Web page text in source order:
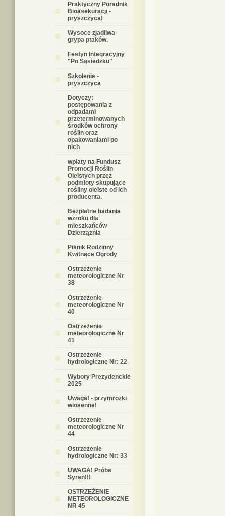
Praktyczny Poradnik
Bioasekuracji -
pryszczyca!
Wysoce zjadliwa
grypa ptaków.
Festyn Integracyjny
"Po Sąsiedzku"
Szkolenie -
pryszczyca
Dotyczy:
postępowania z
odpadami
przeterminowanych
środków ochrony
roślin oraz
opakowaniami po
nich
wpłaty na Fundusz
Promocji Roślin
Oleistych przez
podmioty skupujące
rośliny oleiste od ich
producenta.
Bezpłatne badania
wzroku dla
mieszkańców
Dzierzążnia
Piknik Rodzinny
Kwitnące Ogrody
Ostrzeżenie
meteorologiczne Nr
38
Ostrzeżenie
meteorologiczne Nr
40
Ostrzeżenie
meteorologiczne Nr
41
Ostrzeżenie
hydrologiczne Nr: 22
Wybory Prezydenckie
2025
Uwaga! - przymrozki
wiosenne!
Ostrzeżenie
meteorologiczne Nr
44
Ostrzeżenie
hydrologiczne Nr: 33
UWAGA! Próba
Syren!!!
OSTRZEŻENIE
METEOROLOGICZNE
NR 45